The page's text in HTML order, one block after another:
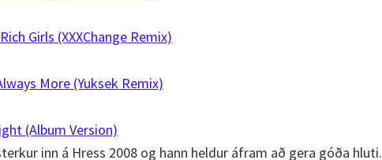
Girls (XXXChange Remix)
More (Yuksek Remix)
(Album Version)
inn á Hress 2008 og hann heldur áfram að gera góða hluti.